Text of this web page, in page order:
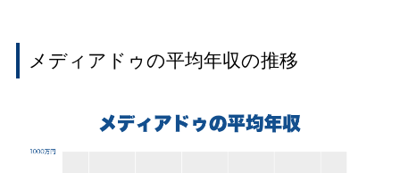
メディアドゥの平均年収の推移